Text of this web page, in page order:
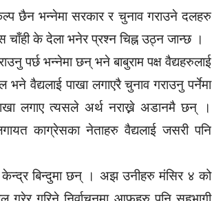
छैन भन्नेमा सरकार र चुनाव गराउने दलहरु
चाँही के देला भनेर प्रश्न चिह्न उठ्न जान्छ ।
पर्छ भन्नेमा छन् भने बाबुराम पक्ष वैद्यहरुलाई
वैद्यलाई पाखा लगाएरै चुनाव गराउनु पर्नेमा
लगाए त्यसले अर्थ नराख्ने अडानमै छन् ।
काग्रेसका नेताहरु वैद्यलाई जसरी पनि
केन्द्र बिन्दुमा छन् । अझ उनीहरु मंसिर ४ को